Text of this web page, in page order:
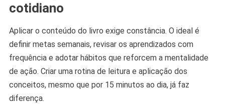
cotidiano
Aplicar o conteúdo do livro exige constância. O ideal é
definir metas semanais, revisar os aprendizados com
frequência e adotar hábitos que reforcem a mentalidade
de ação. Criar uma rotina de leitura e aplicação dos
conceitos, mesmo que por 15 minutos ao dia, já faz
diferença.